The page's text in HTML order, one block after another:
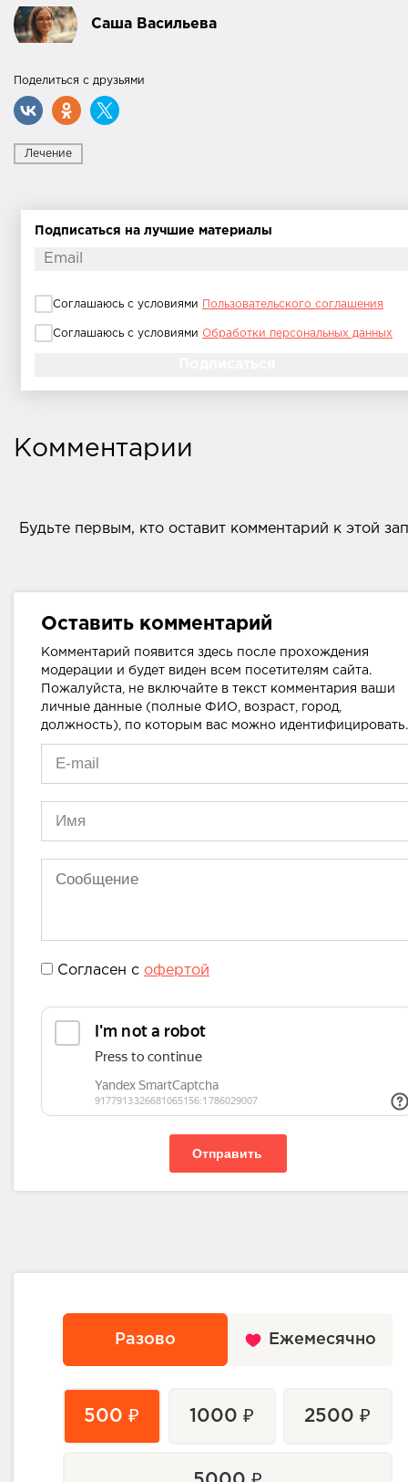
Саша Васильева
Поделиться с друзьями
Лечение
Подписаться на лучшие материалы
Соглашаюсь с условиями Пользовательского соглашения
Соглашаюсь с условиями Обработки персональных данных
Комментарии
Будьте первым, кто оставит комментарий к этой
Оставить комментарий
Комментарий появится здесь после прохождения
модерации и будет виден всем посетителям сайта.
Пожалуйста, не включайте в текст комментария ваши
личные данные (полные ФИО, возраст, город,
должность), по которым вас можно идентифицировать.
Согласен с офертой
Отправить
Разово Ежемесячно
500 ₽ 1000 ₽ 2500 ₽